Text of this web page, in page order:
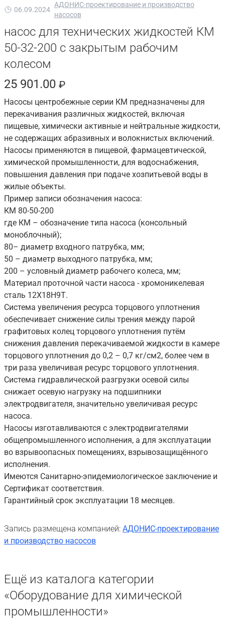
06.09.2024
АДОНИС-проектирование и производство
насосов
насос для технических жидкостей КМ
50-32-200 с закрытым рабочим
колесом
25 901.00 ₽
Насосы центробежные серии КМ предназначены для
перекачивания различных жидкостей, включая
пищевые, химически активные и нейтральные жидкости,
не содержащих абразивных и волокнистых включений.
Насосы применяются в пищевой, фармацевтической,
химической промышленности, для водоснабжения,
повышения давления при подаче хозпитьевой воды в
жилые объекты.
Пример записи обозначения насоса:
КМ 80-50-200
где КМ – обозначение типа насоса (консольный
моноблочный);
80– диаметр входного патрубка, мм;
50 – диаметр выходного патрубка, мм;
200 – условный диаметр рабочего колеса, мм;
Материал проточной части насоса - хромоникелевая
сталь 12Х18Н9Т.
Система увеличения ресурса торцового уплотнения
обеспечивает снижение силы трения между парой
графитовых колец торцового уплотнения путём
снижения давления перекачиваемой жидкости в камере
торцового уплотнения до 0,2 – 0,7 кг/см2, более чем в
три раза увеличивая ресурс торцового уплотнения.
Система гидравлической разгрузки осевой силы
снижает осевую нагрузку на подшипники
электродвигателя, значительно увеличивая ресурс
насоса.
Насосы изготавливаются с электродвигателями
общепромышленного исполнения, а для эксплуатации
во взрывоопасных помещениях, взрывозащищённого
исполнения.
Имеются Санитарно-эпидемиологическое заключение и
Сертификат соответствия.
Гарантийный срок эксплуатации 18 месяцев.
Запись размещена компанией: АДОНИС-проектирование
и производство насосов
Ещё из каталога категории
«Оборудование для химической
промышленности»